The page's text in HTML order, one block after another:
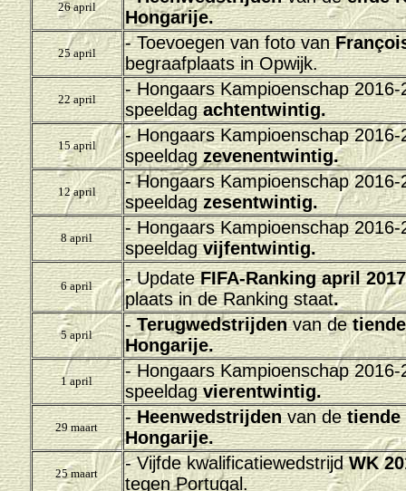
26 april
Hongarije.
25 april
- Toevoegen van foto van
begraafplaats in Opwijk.
22 april
-Hongaars Kampioenschap
speeldagachtentwintig.
15 april
-Hongaars Kampioenschap
speeldag zevenentwintig.
12 april
-Hongaars Kampioenschap
speeldagzesentwintig.
8 april
-Hongaars Kampioenschap
speeldagvijfentwintig.
6 april - Update FIFA-Ranking april 2017
plaats in de Ranking staat.
5 april
-Terugwedstrijdenvan de
Hongarije.
1 april
-Hongaars Kampioenschap
speeldagvierentwintig.
29 maart
-Heenwedstrijdenvan detiende
Hongarije.
25 maart
- VijfdekwalificatiewedstrijdWK
tegen Portugal.